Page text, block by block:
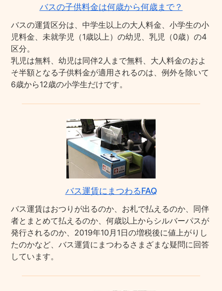
バスの子供料金は何歳から何歳まで？
バスの運賃区分は、中学生以上の大人料金、小学生の小
児料金、未就学児（1歳以上）の幼児、乳児（0歳）の4
区分。
乳児は無料、幼児は同伴2人まで無料、大人料金のおよ
そ半額となる子供料金が適用されるのは、例外を除いて
6歳から12歳の小学生だけです。
バス運賃にまつわるFAQ
バス運賃はおつりが出るのか、お札で払えるのか、同伴
者とまとめて払えるのか、何歳以上からシルバーパスが
発行されるのか、2019年10月1日の増税後に値上がりし
たのかなど、バス運賃にまつわるさまざまな疑問に回答
しています。